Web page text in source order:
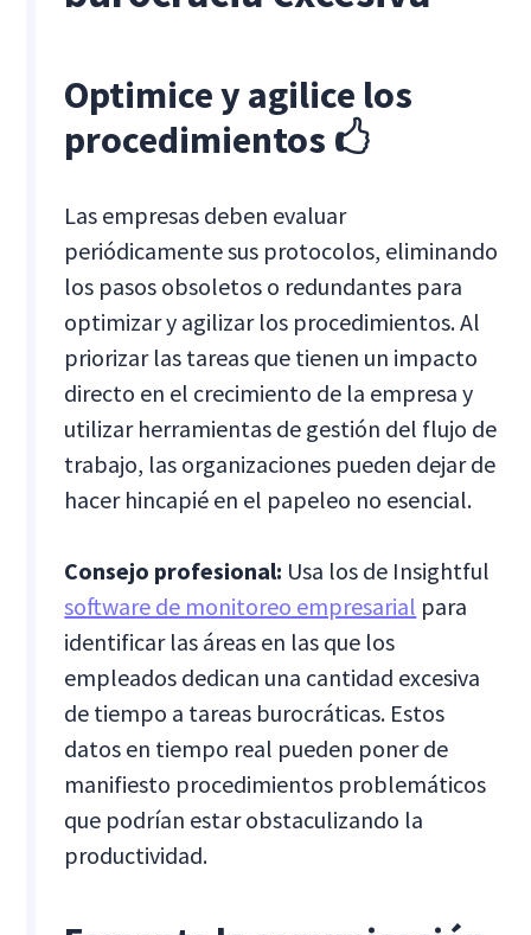
Optimice y agilice los
procedimientos 🖒
Las empresas deben evaluar
periódicamente sus protocolos, eliminando
los pasos obsoletos o redundantes para
optimizar y agilizar los procedimientos. Al
priorizar las tareas que tienen un impacto
directo en el crecimiento de la empresa y
utilizar herramientas de gestión del flujo de
trabajo, las organizaciones pueden dejar de
hacer hincapié en el papeleo no esencial.
Consejo profesional: Usa los de Insightful
software de monitoreo empresarial para
identificar las áreas en las que los
empleados dedican una cantidad excesiva
de tiempo a tareas burocráticas. Estos
datos en tiempo real pueden poner de
manifiesto procedimientos problemáticos
que podrían estar obstaculizando la
productividad.